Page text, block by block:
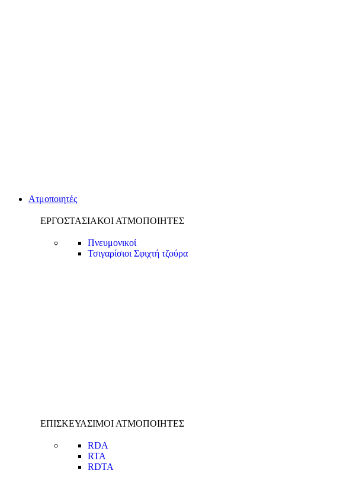
Ατμοποιητές
ΕΡΓΟΣΤΑΣΙΑΚΟΙ ΑΤΜΟΠΟΙΗΤΕΣ
Πνευμονικοί
Τσιγαρίσιοι Σφιχτή τζούρα
ΕΠΙΣΚΕΥΑΣΙΜΟΙ ΑΤΜΟΠΟΙΗΤΕΣ
RDA
RTA
RDTA